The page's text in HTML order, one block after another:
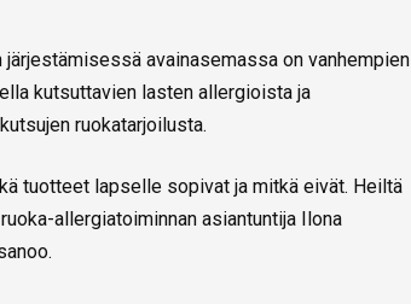
avainasemassa on vanhempien
kutsuttavien lasten allergioista ja
ruokatarjoilusta.
tuotteet lapselle sopivat ja mitkä eivät. Heiltä
allergiatoiminnan asiantuntija Ilona